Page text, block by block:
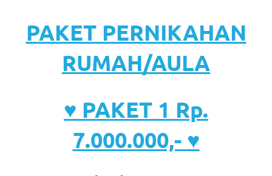
PAKET PERNIKAHAN
RUMAH/AULA
♥ PAKET 1 Rp.
7.000.000,- ♥